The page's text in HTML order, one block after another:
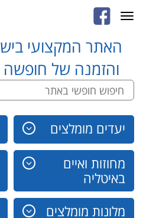
האתר המקצועי
והזמנה של חופשה
יעדים מומלצים
מחוזות ואיים
באיטליה
מלונות מומלצים
Toggle
navigation